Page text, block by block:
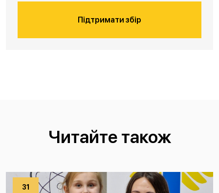
Підтримати збір
Читайте також
31